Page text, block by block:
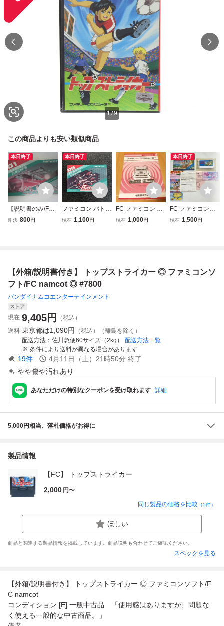
1/9
この商品よりも安い類似商品
本日終了
【説明書のみ/FC/
ファミコン】ギャ
即決 800円
本日終了
ファミコン バトル
シティー 取扱説明
FC 1985
現在 1,100円
FC ファミコン 初
期型 四角ボタン H
現在 1,000円
本日終了
FC ファミコン
リップルアイラン
現在 1,500円
【外箱/説明書付き】 トップストライカー ◎ ファミコンソ
フト/FC namcot ◎ #7800
バンダイナムコエンターテインメント
ストア
現在 9,405円
（税込）
送料 東京都は1,090円
（税込）（離島を除く）
配送方法
佐川急便60サイズ（2kg）
配送方法一覧
条件により送料が異なる場合があります
19件 4月11日（土）21時50分 終了
やや傷や汚れあり
あなただけの特別なクーポンを受け取れます 詳細
5,000円相当、落札価格がお得に
製品情報
【FC】 トップストライカー
2,000 円〜
同じ製品の価格を比較 （5件）
ほしい
商品と関連する製品情報を掲載しています。商品説明も合わせてご確認ください。
スペックを見る
【外箱/説明書付き】 トップストライカー ◎ ファミコンソフト/F
C namcot
コンディション [E] 一般中古品 「使用感はありますが、問題な
く使える一般的な中古商品。」